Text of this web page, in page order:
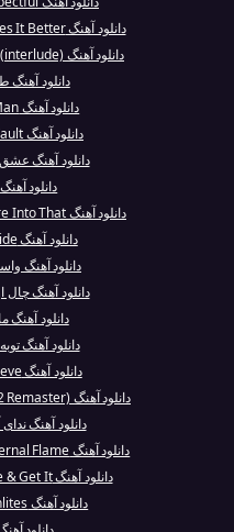
دانلود آهنگ Nobody Does It Better از Nate Dogg
دانلود آهنگ ur an absolute c word (interlude) ا...
دانلود آهنگ
دانلود آهنگ Rain Man از Eminem
دانلود آهنگ My Fault از Tech N9ne
دانلود آهنگ عشق
دانلود
دانلود آهنگ If You’re Into That از Haven Madison
دانلود آهنگ Slide از Chris Brown
دانلود آهنگ
دانلود آهنگ چال
دانلود آهنگ
دانلود آهنگ
دانلود آهنگ Just Believe از G-Eazy
دانلود آهنگ When I Fall in Love (2022 Remaster)...
دانلود آهنگ
دانلود آهنگ Rise of the Eternal Flame از مدیر سایت
دانلود آهنگ Come & Get It از Selena Gomez
دانلود آهنگ Geto Highlites از Coolio